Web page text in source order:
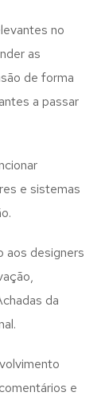
no
as
de forma
a passar
e sistemas
aos designers
da
e